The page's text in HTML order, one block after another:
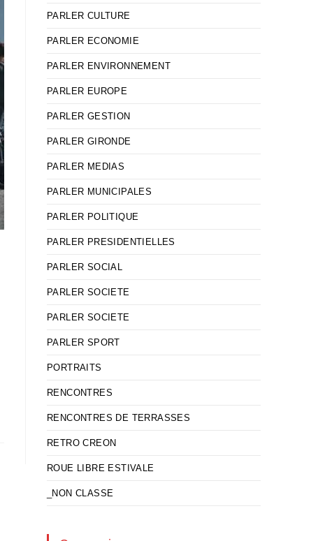
PARLER CULTURE
PARLER ECONOMIE
PARLER ENVIRONNEMENT
PARLER EUROPE
PARLER GESTION
PARLER GIRONDE
PARLER MEDIAS
PARLER MUNICIPALES
PARLER POLITIQUE
PARLER PRESIDENTIELLES
PARLER SOCIAL
PARLER SOCIETE
PARLER SOCIETE
PARLER SPORT
PORTRAITS
RENCONTRES
RENCONTRES DE TERRASSES
RETRO CREON
ROUE LIBRE ESTIVALE
_NON CLASSE